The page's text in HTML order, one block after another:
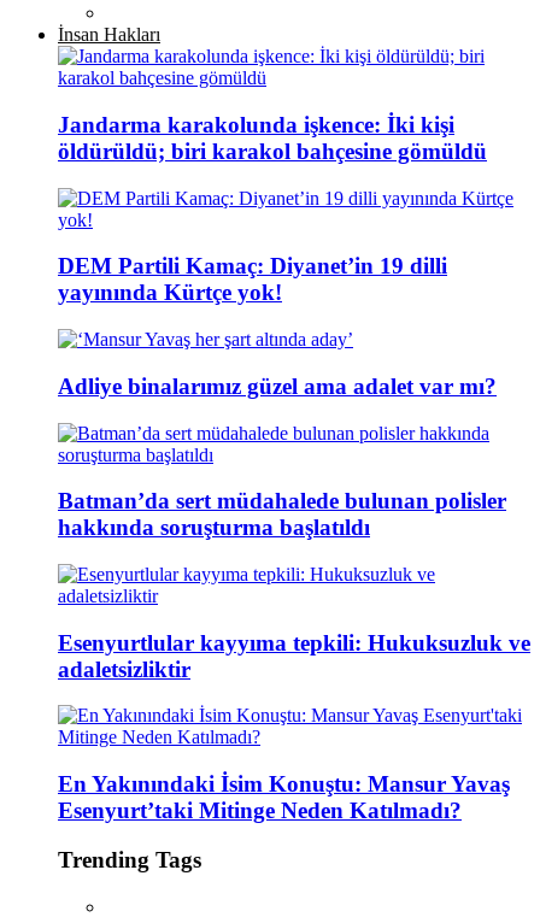
İnsan Hakları
Jandarma karakolunda işkence: İki kişi
öldürüldü; biri karakol bahçesine gömüldü
DEM Partili Kamaç: Diyanet’in 19 dilli
yayınında Kürtçe yok!
Adliye binalarımız güzel ama adalet var mı?
Batman’da sert müdahalede bulunan polisler
hakkında soruşturma başlatıldı
Esenyurtlular kayyıma tepkili: Hukuksuzluk ve
adaletsizliktir
En Yakınındaki İsim Konuştu: Mansur Yavaş
Esenyurt’taki Mitinge Neden Katılmadı?
Trending Tags